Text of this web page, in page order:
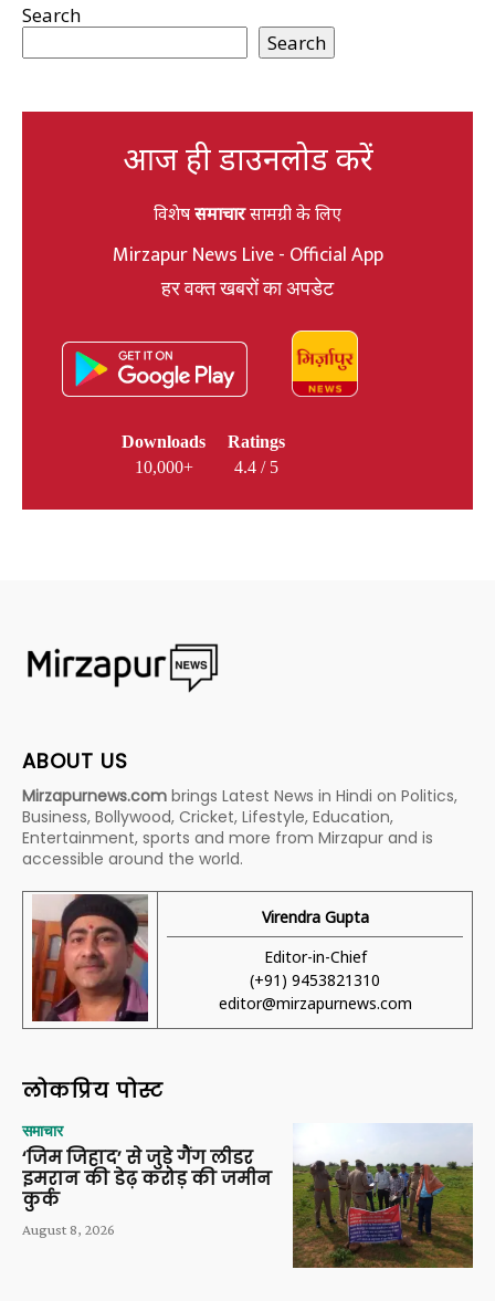
Search
Search
आज ही डाउनलोड करें
विशेषसमाचारसामग्री के लिए
Mirzapur News Live - Official App
हर वक्त खबरों का अपडेट
Downloads
10,000+
Ratings
4.4 / 5
ABOUT US
Mirzapurnews.com brings Latest News in Hindi on Politics,
Business, Bollywood, Cricket, Lifestyle, Education,
Entertainment, sports and more from Mirzapur and is
accessible around the world.
Virendra Gupta
Editor-in-Chief
(+91) 9453821310
editor@mirzapurnews.com
लोकप्रिय पोस्ट
समाचार
‘जिम जिहाद’ से जुड़े गैंग लीडर
इमरान की डेढ़ करोड़ की जमीन
कुर्क
August 8, 2026